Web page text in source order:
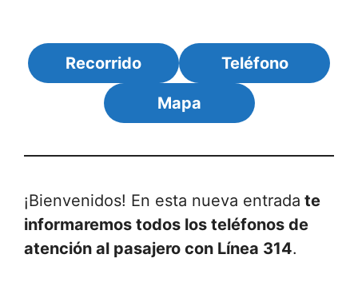
Recorrido Teléfono
Mapa
¡Bienvenidos! En esta nueva entrada te
informaremos todos los teléfonos de
atención al pasajero con Línea 314.